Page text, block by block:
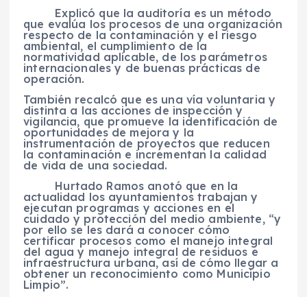
Explicó que la auditoría es un método
que evalúa los procesos de una organización
respecto de la contaminación y el riesgo
ambiental, el cumplimiento de la
normatividad aplicable, de los parámetros
internacionales y de buenas prácticas de
operación.
También recalcó que es una vía voluntaria y
distinta a las acciones de inspección y
vigilancia, que promueve la identificación de
oportunidades de mejora y la
instrumentación de proyectos que reducen
la contaminación e incrementan la calidad
de vida de una sociedad.
Hurtado Ramos anotó que en la
actualidad los ayuntamientos trabajan y
ejecutan programas y acciones en el
cuidado y protección del medio ambiente, “y
por ello se les dará a conocer cómo
certificar procesos como el manejo integral
del agua y manejo integral de residuos e
infraestructura urbana, así de cómo llegar a
obtener un reconocimiento como Municipio
Limpio”.